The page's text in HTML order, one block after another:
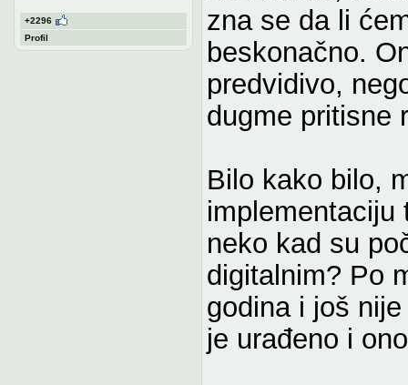
+2296
Profil
zna se da li
beskonačno.
predvidivo,
dugme pritisne
Bilo kako bilo,
implementaciju
neko kad su
digitalnim? Po
godina i još
je urađeno i